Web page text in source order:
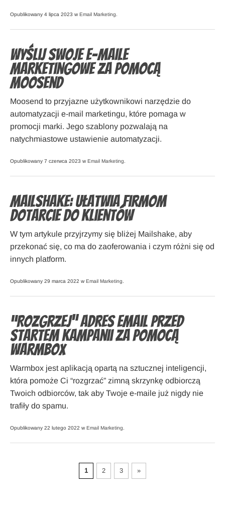
Opublikowany 4 lipca 2023 w Email Marketing
Wyślij swoje e-maile
marketingowe za pomocą
Moosend
Moosend to przyjazne użytkownikowi narzędzie do
automatyzacji e-mail marketingu, które pomaga w
promocji marki. Jego szablony pozwalają na
natychmiastowe ustawienie automatyzacji.
Opublikowany 7 czerwca 2023 w Email Marketing
Mailshake: Ułatwia firmom
dotarcie do klientów
W tym artykule przyjrzymy się bliżej Mailshake, aby
przekonać się, co ma do zaoferowania i czym różni się od
innych platform.
Opublikowany 29 marca 2022 w Email Marketing
“Rozgrzej” adres email przed
startem kampanii za pomocą
Warmbox
Warmbox jest aplikacją opartą na sztucznej inteligencji,
która pomoże Ci “rozgrzać” zimną skrzynkę odbiorczą
Twoich odbiorców, tak aby Twoje e-maile już nigdy nie
trafiły do spamu.
Opublikowany 22 lutego 2022 w Email Marketing
1 2 3 »